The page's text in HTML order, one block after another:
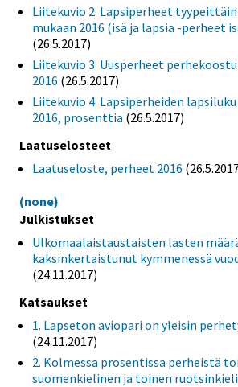
Liitekuvio 2. Lapsiperheet
mukaan 2016 (isä ja lapsia -perheet
(26.5.2017)
Liitekuvio 3. Uusperheet
2016 (26.5.2017)
Liitekuvio 4. Lapsiperheiden
2016, prosenttia (26.5.2017)
Laatuselosteet
Laatuseloste, perheet 2016
(none)
Julkistukset
Ulkomaalaistaustaisten lasten
kaksinkertaistunut kymmenessä
(24.11.2017)
Katsaukset
1. Lapseton aviopari on yleisin
(24.11.2017)
2. Kolmessa prosentissa perheistä
suomenkielinen ja toinen